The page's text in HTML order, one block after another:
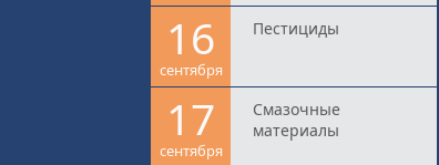
16
сентября
Пестициды
17
сентября
Смазочные
материалы